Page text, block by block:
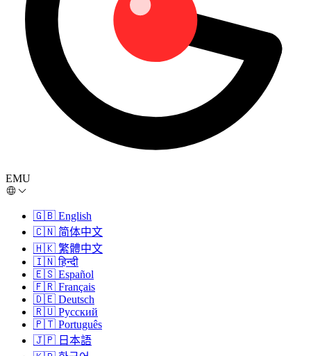
EMU
🇬🇧 English
🇨🇳 简体中文
🇭🇰 繁體中文
🇮🇳 हिन्दी
🇪🇸 Español
🇫🇷 Français
🇩🇪 Deutsch
🇷🇺 Русский
🇵🇹 Português
🇯🇵 日本語